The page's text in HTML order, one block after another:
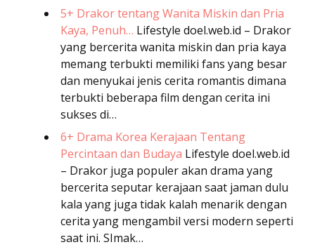
5+ Drakor tentang Wanita Miskin dan Pria
Kaya, Penuh… Lifestyle doel.web.id – Drakor
yang bercerita wanita miskin dan pria kaya
memang terbukti memiliki fans yang besar
dan menyukai jenis cerita romantis dimana
terbukti beberapa film dengan cerita ini
sukses di…
6+ Drama Korea Kerajaan Tentang
Percintaan dan Budaya Lifestyle doel.web.id
– Drakor juga populer akan drama yang
bercerita seputar kerajaan saat jaman dulu
kala yang juga tidak kalah menarik dengan
cerita yang mengambil versi modern seperti
saat ini. SImak…